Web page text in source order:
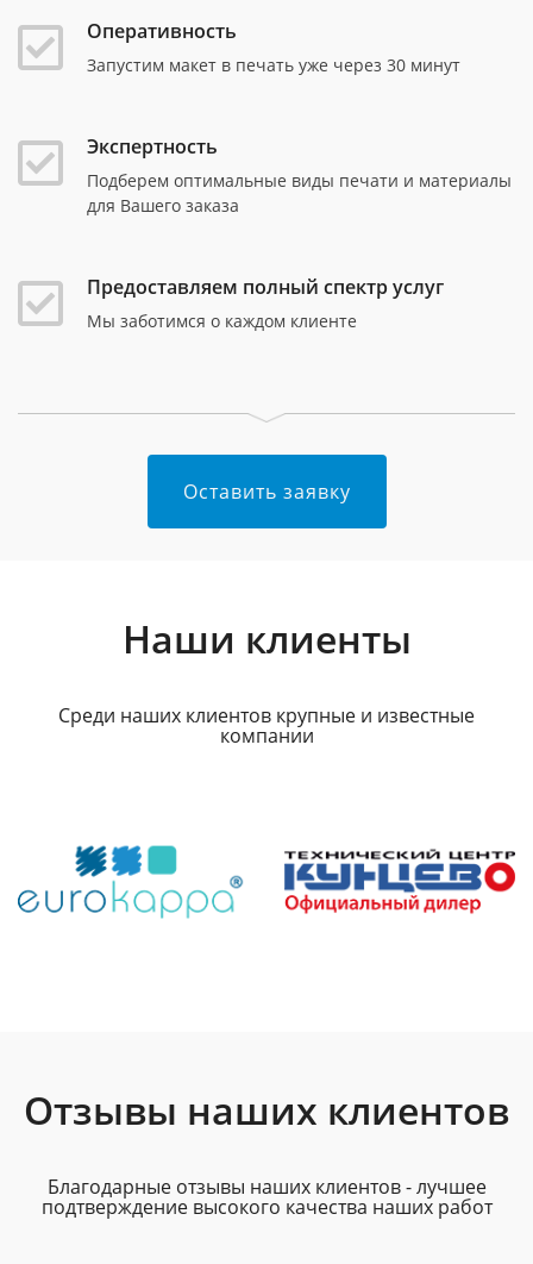
Оперативность
Запустим макет в печать уже через 30 минут
Экспертность
Подберем оптимальные виды печати и материалы
для Вашего заказа
Предоставляем полный спектр услуг
Мы заботимся о каждом клиенте
Оставить заявку
Наши клиенты
Среди наших клиентов крупные и известные
компании
Отзывы наших клиентов
Благодарные отзывы наших клиентов - лучшее
подтверждение высокого качества наших работ